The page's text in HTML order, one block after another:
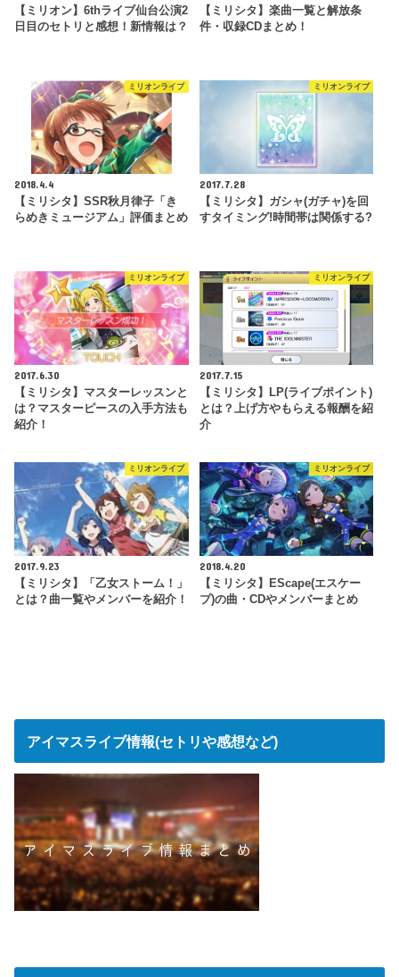
【ミリオン】6thライブ仙台公演2
日目のセトリと感想！新情報は？
【ミリシタ】楽曲一覧と解放条
件・収録CDまとめ！
ミリオンライブ
2018.4.4
【ミリシタ】SSR秋月律子「き
らめきミュージアム」評価まとめ
ミリオンライブ
2017.7.28
【ミリシタ】ガシャ(ガチャ)を回
すタイミング!時間帯は関係する?
ミリオンライブ
2017.6.30
【ミリシタ】マスターレッスンと
は？マスターピースの入手方法も
紹介！
ミリオンライブ
2017.7.15
【ミリシタ】LP(ライブポイント)
とは？上げ方やもらえる報酬を紹
介
ミリオンライブ
2017.9.23
【ミリシタ】「乙女ストーム！」
とは？曲一覧やメンバーを紹介！
ミリオンライブ
2018.4.20
【ミリシタ】EScape(エスケー
プ)の曲・CDやメンバーまとめ
アイマスライブ情報(セトリや感想など)